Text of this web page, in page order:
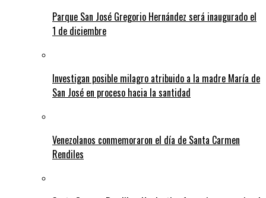
Parque San José Gregorio Hernández será inaugurado el
1 de diciembre
Investigan posible milagro atribuido a la madre María de
San José en proceso hacia la santidad
Venezolanos conmemoraron el día de Santa Carmen
Rendiles